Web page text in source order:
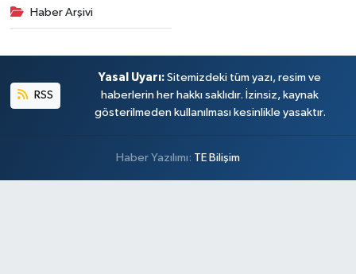
Haber Arşivi
RSS
Yasal Uyarı: Sitemizdeki tüm yazı, resim ve
haberlerin her hakkı saklıdır. İzinsiz, kaynak
gösterilmeden kullanılması kesinlikle yasaktır.
Haber Yazılımı: TE Bilişim